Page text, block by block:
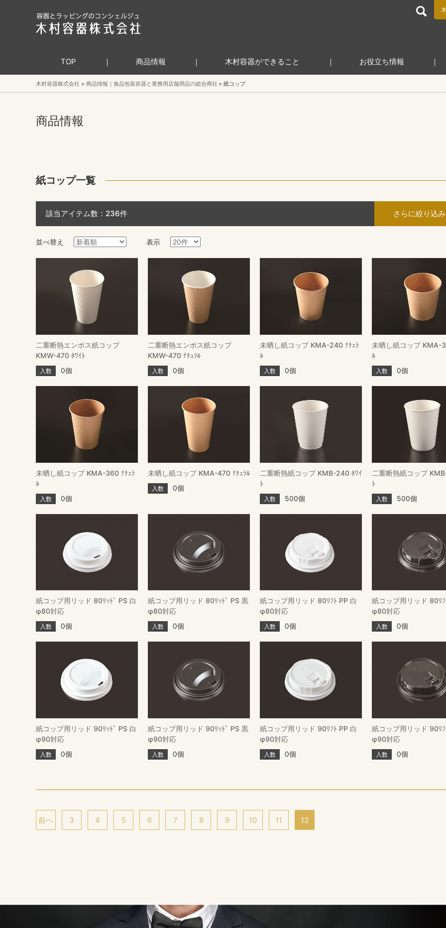
食品包装容器と業務用店舗用品の総合商社 木村容器株式会
TOP 商品情報 木村容器ができること お役立ち情報
木村容器株式会社 商品情報｜食品包装容器と業務用店舗用品の総合商社 紙コップ
商品情報
紙コップ一覧
該当アイテム数： 236件 さらに絞り込
並べ替え 表示
二重断熱エンボス紙コップ
KMW-470 ﾎﾜｲﾄ
入数 0個
二重断熱エンボス紙コップ
KMW-470 ﾅﾁｭﾗﾙ
入数 0個
未晒し紙コップ KMA-240 ﾅﾁｭﾗ
ﾙ
入数 0個
未晒し紙コップ KMA-
ﾙ
入数 0個
未晒し紙コップ KMA-360 ﾅﾁｭﾗ
ﾙ
入数 0個
未晒し紙コップ KMA-470 ﾅﾁｭﾗﾙ
入数 0個
二重断熱紙コップ KMB-240 ﾎﾜｲ
ﾄ
入数 500個
二重断熱紙コップ
ﾄ
入数 500個
紙コップ用リッド 80ﾘｯﾄﾞ PS 白
φ80対応
入数 0個
紙コップ用リッド 80ﾘｯﾄﾞ PS 黒
φ80対応
入数 0個
紙コップ用リッド 80ﾘﾌﾄ PP 白
φ80対応
入数 0個
紙コップ用リッド 80ﾘ
φ80対応
入数 0個
紙コップ用リッド 90ﾘｯﾄﾞ PS 白
φ90対応
入数 0個
紙コップ用リッド 90ﾘｯﾄﾞ PS 黒
φ90対応
入数 0個
紙コップ用リッド 90ﾘﾌﾄ PP 白
φ90対応
入数 0個
紙コップ用リッド 90ﾘ
φ90対応
入数 0個
前へ 3 4 5 6 7 8 9 10 11 12